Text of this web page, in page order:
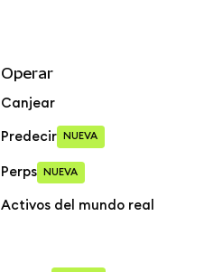
Operar
Canjear
Predecir NUEVA
Perps NUEVA
Activos del mundo real